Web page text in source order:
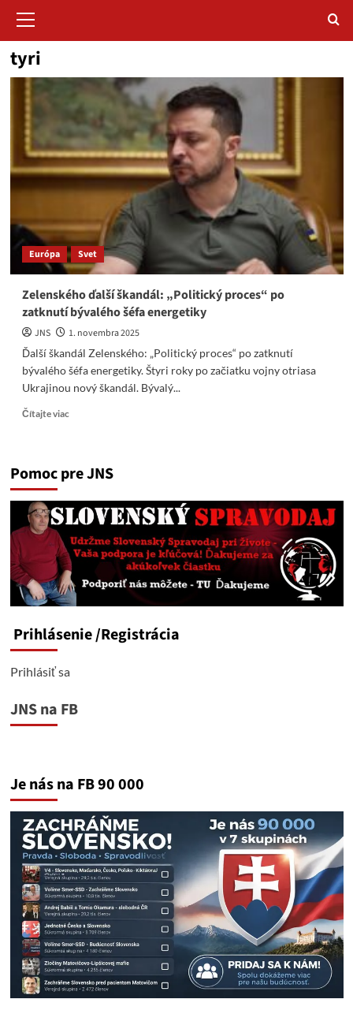
Menu
tyri
Európa Svet
Zelenského ďalší škandál: „Politický proces“ po
zatknutí bývalého šéfa energetiky
JNS
1. novembra 2025
Ďalší škandál Zelenského: „Politický proces“ po zatknutí
bývalého šéfa energetiky. Štyri roky po začiatku vojny otriasa
Ukrajinou nový škandál. Bývalý...
Čítajte viacRead
ďalší
„Politický
proces“
zatknutí
bývalého
šéfa
energetiky
Pomoc pre JNS
Prihlásenie/Registrácia
Prihlásiť sa
JNS na FB
Je nás na FB 90 000